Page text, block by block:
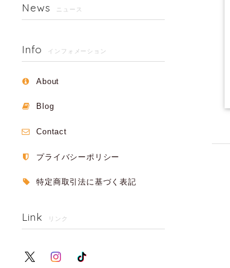
News ニュース
Info インフォメーション
About
Blog
Contact
プライバシーポリシー
特定商取引法に基づく表記
Link リンク